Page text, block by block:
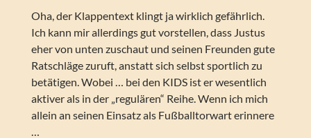
Oha, der Klappentext klingt ja wirklich gefährlich.
Ich kann mir allerdings gut vorstellen, dass Justus
eher von unten zuschaut und seinen Freunden gute
Ratschläge zuruft, anstatt sich selbst sportlich zu
betätigen. Wobei … bei den KIDS ist er wesentlich
aktiver als in der „regulären“ Reihe. Wenn ich mich
allein an seinen Einsatz als Fußballtorwart erinnere
…